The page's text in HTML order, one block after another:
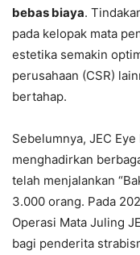
bebas biaya.
pada kelopak mata
estetika semakin
perusahaan (CSR)
bertahap.
Sebelumnya, JEC
menghadirkan
telah menjalankan
3.000 orang. Pada
Operasi Mata Juling
bagi penderita